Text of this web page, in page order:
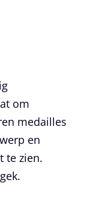
om
medailles
en
te zien.